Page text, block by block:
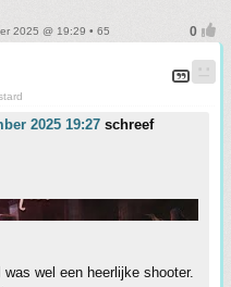
2025 @ 19:29 • 65
2025 19:27 schreef
wel een heerlijke shooter.